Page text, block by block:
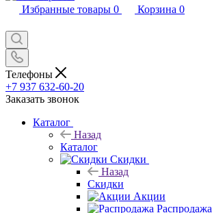
Избранные товары 0 Корзина 0
Телефоны
+7 937 632-60-20
Заказать звонок
Каталог
Назад
Каталог
Скидки
Назад
Скидки
Акции
Распродажа